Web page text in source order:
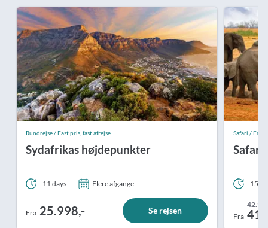
Rundrejse / Fast pris, fast afrejse
Sydafrikas højdepunkter
11 days Flere afgange
Fra 25.998,- Se rejsen
Safari / Fast
Safari
15
Fra